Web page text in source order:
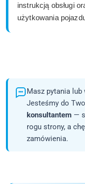
instrukcją obsługi
użytkowania
Masz pytania
Jesteśmy do
konsultantem —
rogu strony, a
zamówienia.